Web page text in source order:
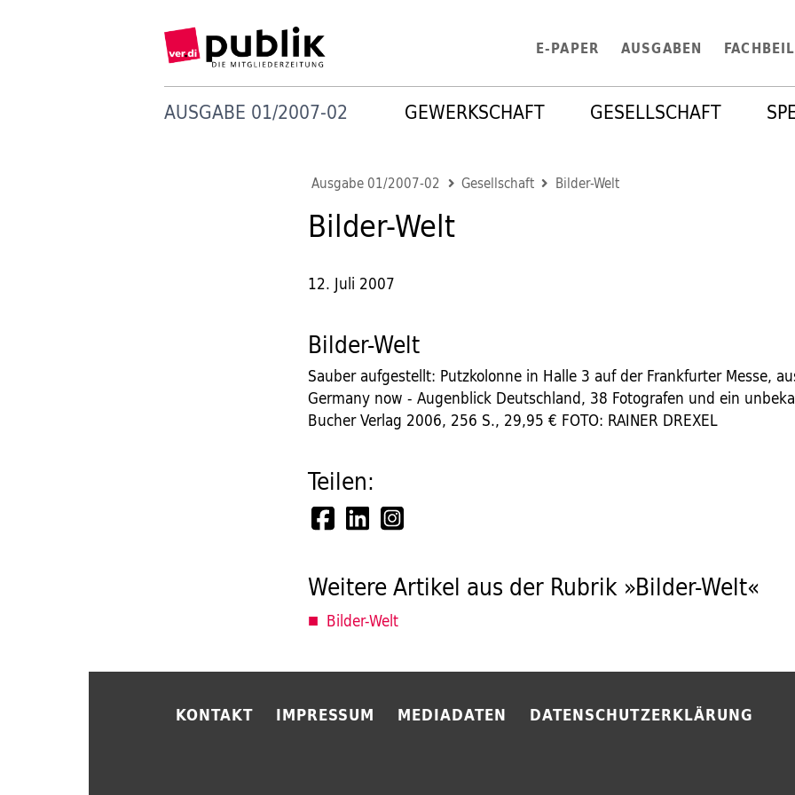
E-PAPER AUSGABEN
AUSGABE 01/2007-02 GEWERKSCHAFT GESELLSCHAFT
Ausgabe 01/2007-02 Gesellschaft Bilder-Welt
Bilder-Welt
12. Juli 2007
Bilder-Welt
Sauber aufgestellt: Putzkolonne in Halle 3 auf der Frankfurter Messe,
Germany now - Augenblick Deutschland, 38 Fotografen und ein
Bucher Verlag 2006, 256 S., 29,95 € FOTO: RAINER DREXEL
Teilen:
Weitere Artikel aus der Rubrik »Bilder-Welt«
Bilder-Welt
KONTAKT IMPRESSUM MEDIADATEN DATENSCHUTZERKLÄRUNG